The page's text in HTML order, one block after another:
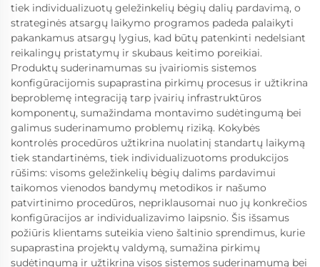
tiek individualizuotų geležinkelių bėgių dalių pardavimą, o
strateginės atsargų laikymo programos padeda palaikyti
pakankamus atsargų lygius, kad būtų patenkinti nedelsiant
reikalingų pristatymų ir skubaus keitimo poreikiai.
Produktų suderinamumas su įvairiomis sistemos
konfigūracijomis supaprastina pirkimų procesus ir užtikrina
beproblemę integraciją tarp įvairių infrastruktūros
komponentų, sumažindama montavimo sudėtingumą bei
galimus suderinamumo problemų riziką. Kokybės
kontrolės procedūros užtikrina nuolatinį standartų laikymą
tiek standartinėms, tiek individualizuotoms produkcijos
rūšims: visoms geležinkelių bėgių dalims pardavimui
taikomos vienodos bandymų metodikos ir našumo
patvirtinimo procedūros, nepriklausomai nuo jų konkrečios
konfigūracijos ar individualizavimo laipsnio. Šis išsamus
požiūris klientams suteikia vieno šaltinio sprendimus, kurie
supaprastina projektų valdymą, sumažina pirkimų
sudėtingumą ir užtikrina visos sistemos suderinamumą bei